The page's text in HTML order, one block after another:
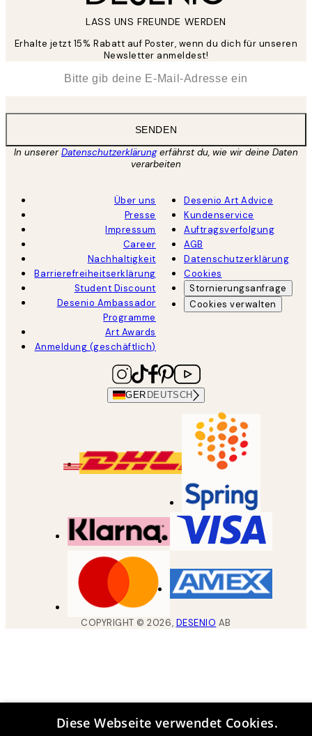
LASS UNS FREUNDE WERDEN
Erhalte jetzt 15% Rabatt auf Poster, wenn du dich für unseren
Newsletter anmeldest!
SENDEN
In unsererDatenschutzerklärungerfährst du, wie wir deine Daten
verarbeiten
Über uns
Presse
Impressum
Career
Nachhaltigkeit
Barrierefreiheitserklärung
Student Discount
Desenio Ambassador
Programme
Art Awards
Anmeldung (geschäftlich)
Desenio Art Advice
Kundenservice
Auftragsverfolgung
AGB
Datenschutzerklärung
Cookies
Stornierungsanfrage
Cookies verwalten
GER DEUTSCH
COPYRIGHT ©2026, DESENIO AB
Diese Webseite verwendet Cookies.